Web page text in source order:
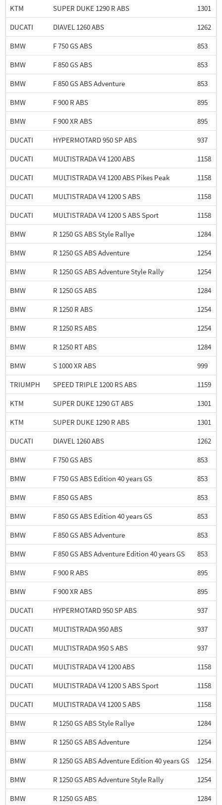
KTM SUPER DUKE 1290 R ABS
1301
DUCATI
DIAVEL 1260 ABS
1262
BMW
F 750 GS ABS
853
BMW
F 850 GS ABS
853
BMW
F 850 GS ABS Adventure
853
BMW
F 900 R ABS
895
BMW
F 900 XR ABS
895
DUCATI
HYPERMOTARD 950 SP ABS
937
DUCATI
MULTISTRADA V4 1200 ABS
1158
DUCATI
MULTISTRADA V4 1200 ABS Pikes Peak
1158
DUCATI
MULTISTRADA V4 1200 S ABS
1158
DUCATI
MULTISTRADA V4 1200 S ABS Sport
1158
BMW
R 1250 GS ABS Style Rallye
1284
BMW
R 1250 GS ABS Adventure
1254
BMW
R 1250 GS ABS Adventure Style Rally
1254
BMW
R 1250 GS ABS
1284
BMW
R 1250 R ABS
1254
BMW
R 1250 RS ABS
1254
BMW
R 1250 RT ABS
1284
BMW
S 1000 XR ABS
999
TRIUMPH
SPEED TRIPLE 1200 RS ABS
1159
KTM
SUPER DUKE 1290 GT ABS
1301
KTM
SUPER DUKE 1290 R ABS
1301
DUCATI
DIAVEL 1260 ABS
1262
BMW
F 750 GS ABS
853
BMW
F 750 GS ABS Edition 40 years GS
853
BMW
F 850 GS ABS
853
BMW
F 850 GS ABS Edition 40 years GS
853
BMW
F 850 GS ABS Adventure
853
BMW
F 850 GS ABS Adventure Edition 40 years GS
853
BMW
F 900 R ABS
895
BMW
F 900 XR ABS
895
DUCATI
HYPERMOTARD 950 SP ABS
937
DUCATI
MULTISTRADA 950 ABS
937
DUCATI
MULTISTRADA 950 S ABS
937
DUCATI
MULTISTRADA V4 1200 ABS
1158
DUCATI
MULTISTRADA V4 1200 S ABS Sport
1158
DUCATI
MULTISTRADA V4 1200 S ABS
1158
BMW
R 1250 GS ABS Style Rallye
1284
BMW
R 1250 GS ABS Adventure
1254
BMW
R 1250 GS ABS Adventure Edition 40 years GS
1254
BMW
R 1250 GS ABS Adventure Style Rally
1254
BMW
R 1250 GS ABS
1284